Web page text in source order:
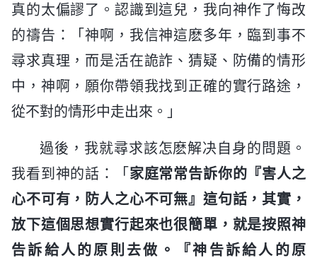
真的太偏謬了。認識到這兒，我向神作了悔改
的禱告：「神啊，我信神這麽多年，臨到事不
尋求真理，而是活在詭詐、猜疑、防備的情形
中，神啊，願你帶領我找到正確的實行路途，
從不對的情形中走出來。」
過後，我就尋求該怎麽解决自身的問題。
我看到神的話：「 家庭常常告訴你的『害人之
心不可有，防人之心不可無』這句話，其實，
放下這個思想實行起來也很簡單，就是按照神
告訴給人的原則去做。『神告訴給人的原